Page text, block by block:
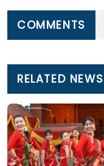
COMMENTS
RELATED NEWS